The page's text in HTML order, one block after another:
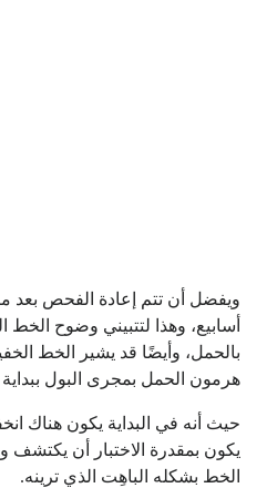
ويفضل أن تتم إعادة الفحص بعد
أسابيع، وهذا لتتبيني وضوح
بالحمل، وأيضًا قد يشير الخط
هرمون الحمل بمجرى البول
حيث أنه في البداية يكون هناك
يكون بمقدرة الاختبار أن يكتشف
الخط بشكله الباهِت الذي ترينه.